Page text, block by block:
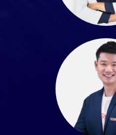
ดร.ธีระ ภัทราพรนันท์
ดร.อัมพร โพธิ์ใย